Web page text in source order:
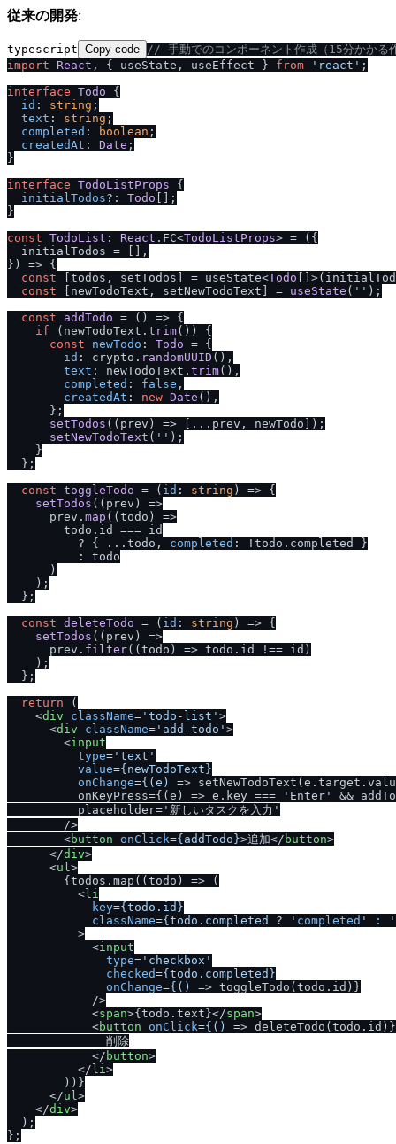
従来の開発:
typescript Copy code // 手動でのコンポーネント作成（15分かかる
import
React , { useState, useEffect } from 'react' ;
interface Todo {
id : string ;
text : string ;
completed : boolean ;
createdAt : Date ;
}
interface TodoListProps {
initialTodos?: Todo [];
}
const TodoList : React . FC<TodoListProps> = ( {
  initialTodos = [],
} ) => {
const [todos, setTodos] = useState<Todo
const [newTodoText, setNewTodoText] = useState ( '' );
const
addTodo = ( ) => {
if (newTodoText. trim()) {
const
newTodo : Todo = {
id : crypto. randomUUID (),
text : newTodoText. trim(),
completed : false ,
createdAt : new Date (),
      };
setTodos ( ( prev ) => [...prev, newTodo]);
setNewTodoText ( '' );
    }
  };
const toggleTodo = ( id : string ) => {
setTodos ( ( prev ) =>
      prev.
map ( ( todo ) =>
        todo.
id
=== id
          ? { ...todo,
completed : !todo. completed
}
          : todo
      )
    );
  };
const deleteTodo = ( id : string ) => {
setTodos ( ( prev ) =>
      prev.
filter( ( todo ) => todo. id
!== id)
    );
  };
return (
<div className= 'todo-list' >
<div className= 'add-todo' >
<input
type= 'text'
value={newTodoText}
onChange={(e) =>
onKeyPress={(e) => e.key === 'Enter' &&
          placeholder='新しいタスクを入力'
/>
<button onClick={addTodo}>追加</ button>
</div>
<ul>
        {todos.map((todo) => (
<li
key={todo.id}
className={todo.completed ? ' completed ' :
          >
<input
type= 'checkbox'
checked={todo.completed}
onChange={() => toggleTodo(todo.id)}
/>
<span>{todo.text}</span>
<button onClick={() =>
              削除
</ button>
</ li>
        ))}
</ul>
</div>
  );
};